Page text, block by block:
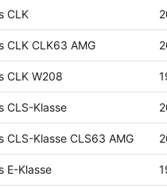
CLK
CLK CLK63 AMG
CLK W208
CLS-Klasse
CLS-Klasse CLS63 AMG
E-Klasse